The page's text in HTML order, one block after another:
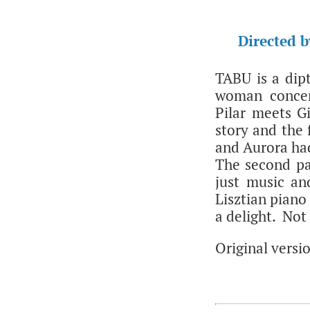
Directed
TABU is a
woman
Pilar meets
story and the
and Aurora
The second
just music
Lisztian piano
a delight. Not
Original